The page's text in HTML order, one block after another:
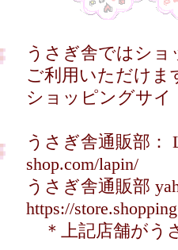
うさぎ舎ではシ
ご利用いただけま
ショッピングサイ
うさぎ舎通販部：
shop.com/lapin/
うさぎ舎通販部
https://
＊上記店舗がう